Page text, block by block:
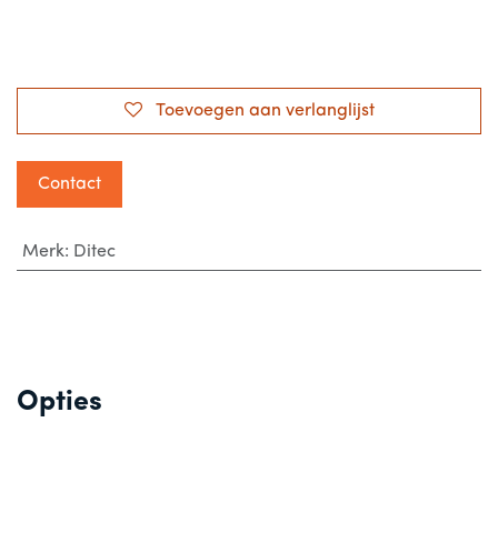
Toevoegen aan verlanglijst
Contact
Merk: Ditec
Opties